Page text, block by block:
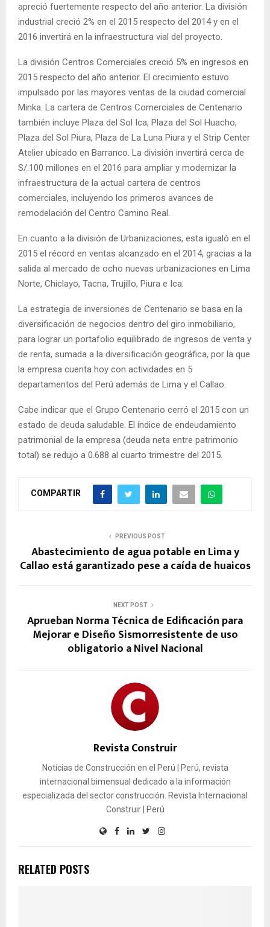
apreció fuertemente respecto del año anterior. La división
industrial creció 2% en el 2015 respecto del 2014 y en el
2016 invertirá en la infraestructura vial del proyecto.
La división Centros Comerciales creció 5% en ingresos en
2015 respecto del año anterior. El crecimiento estuvo
impulsado por las mayores ventas de la ciudad comercial
Minka. La cartera de Centros Comerciales de Centenario
también incluye Plaza del Sol Ica, Plaza del Sol Huacho,
Plaza del Sol Piura, Plaza de La Luna Piura y el Strip Center
Atelier ubicado en Barranco. La división invertirá cerca de
S/.100 millones en el 2016 para ampliar y modernizar la
infraestructura de la actual cartera de centros
comerciales, incluyendo los primeros avances de
remodelación del Centro Camino Real.
En cuanto a la división de Urbanizaciones, esta igualó en el
2015 el récord en ventas alcanzado en el 2014, gracias a la
salida al mercado de ocho nuevas urbanizaciones en Lima
Norte, Chiclayo, Tacna, Trujillo, Piura e Ica.
La estrategia de inversiones de Centenario se basa en la
diversificación de negocios dentro del giro inmobiliario,
para lograr un portafolio equilibrado de ingresos de venta y
de renta, sumada a la diversificación geográfica, por la que
la empresa cuenta hoy con actividades en 5
departamentos del Perú además de Lima y el Callao.
Cabe indicar que el Grupo Centenario cerró el 2015 con un
estado de deuda saludable. El índice de endeudamiento
patrimonial de la empresa (deuda neta entre patrimonio
total) se redujo a 0.688 al cuarto trimestre del 2015.
COMPARTIR
PREVIOUS POST
Abastecimiento de agua potable en Lima y
Callao está garantizado pese a caída de huaicos
NEXT POST
Aprueban Norma Técnica de Edificación para
Mejorar e Diseño Sismorresistente de uso
obligatorio a Nivel Nacional
Revista Construir
Noticias de Construcción en el Perú | Perú, revista
internacional bimensual dedicado a la información
especializada del sector construcción. Revista Internacional
Construir | Perú
RELATED POSTS